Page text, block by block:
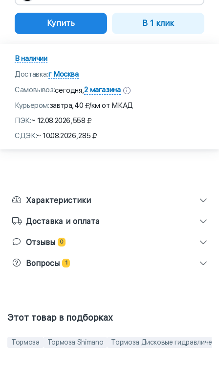
Купить В 1 клик
В наличии
Доставка:г Москва
Самовывоз:сегодня,2 магазина
Курьером:завтра,40
/км от МКАД
ПЭК:~ 12.08.2026,558
СДЭК:~ 10.08.2026,285
Характеристики
Доставка и оплата
Отзывы 0
Вопросы 1
Этот товар в подборках
Тормоза Тормоза Shimano Тормоза Дисковые